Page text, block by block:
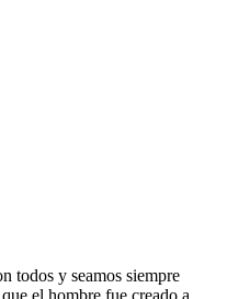
todos y seamos siempre